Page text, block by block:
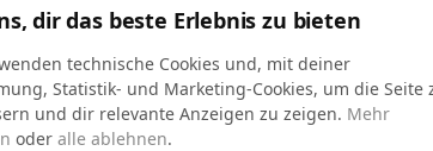
dir das beste Erlebnis zu bieten
technische Cookies und, mit deiner
Statistik- und Marketing-Cookies, um die Seite
und dir relevante Anzeigen zu zeigen. Mehr
oder alle ablehnen.